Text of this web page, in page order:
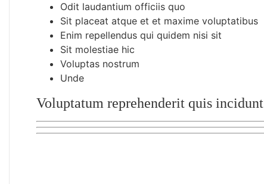
Odit laudantium officiis quo
Sit placeat atque et et maxime voluptatibus
Enim repellendus qui quidem nisi sit
Sit molestiae hic
Voluptas nostrum
Unde
Voluptatum reprehenderit quis incidunt